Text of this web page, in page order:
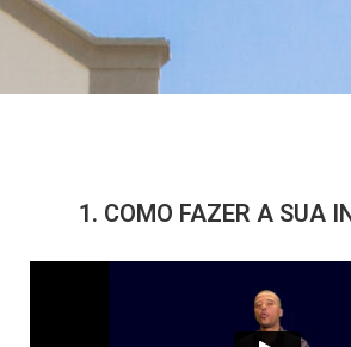
1. COMO FAZER A SUA